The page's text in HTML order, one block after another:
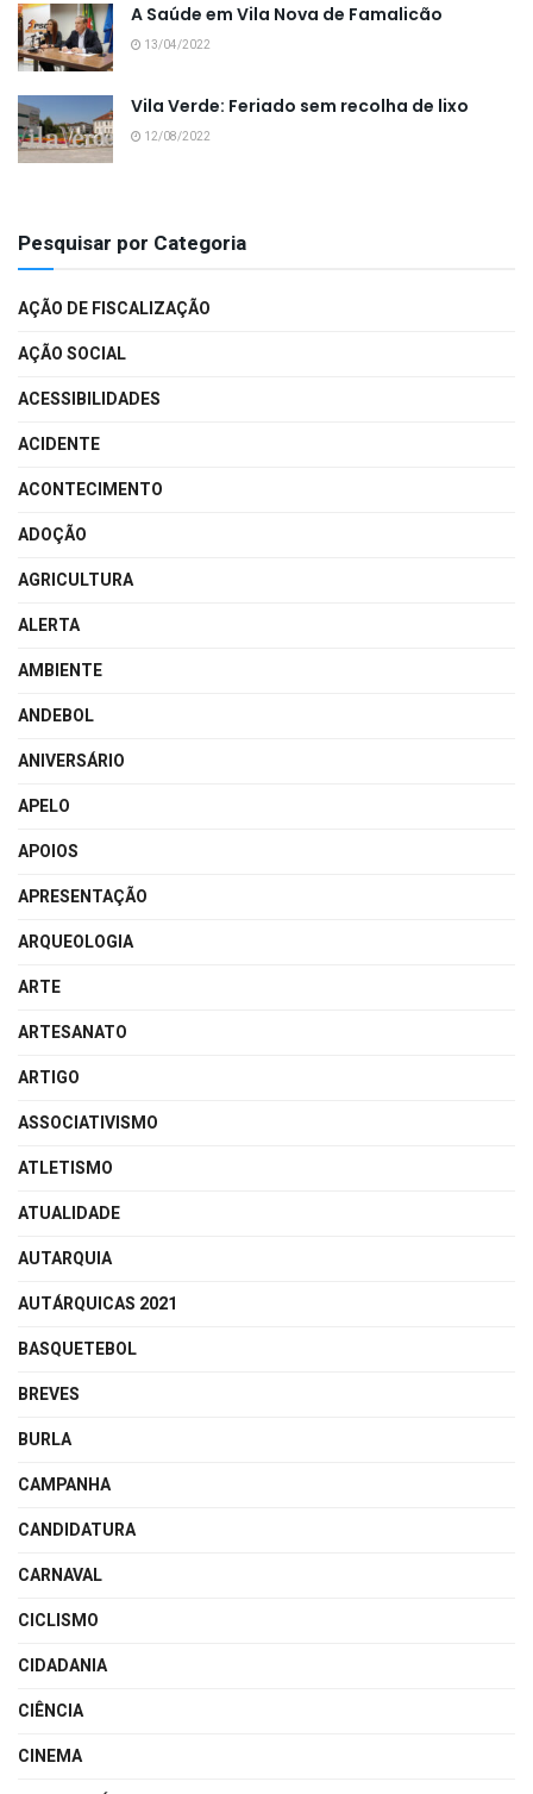
A Saúde em Vila Nova de Famalicão
13/04/2022
Vila Verde: Feriado sem recolha de lixo
12/08/2022
Pesquisar por Categoria
AÇÃO DE FISCALIZAÇÃO
AÇÃO SOCIAL
ACESSIBILIDADES
ACIDENTE
ACONTECIMENTO
ADOÇÃO
AGRICULTURA
ALERTA
AMBIENTE
ANDEBOL
ANIVERSÁRIO
APELO
APOIOS
APRESENTAÇÃO
ARQUEOLOGIA
ARTE
ARTESANATO
ARTIGO
ASSOCIATIVISMO
ATLETISMO
ATUALIDADE
AUTARQUIA
AUTÁRQUICAS 2021
BASQUETEBOL
BREVES
BURLA
CAMPANHA
CANDIDATURA
CARNAVAL
CICLISMO
CIDADANIA
CIÊNCIA
CINEMA